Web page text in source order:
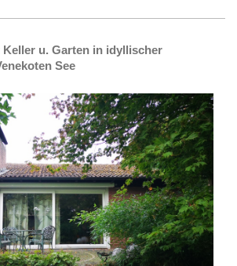
u. Garten in idyllischer
See